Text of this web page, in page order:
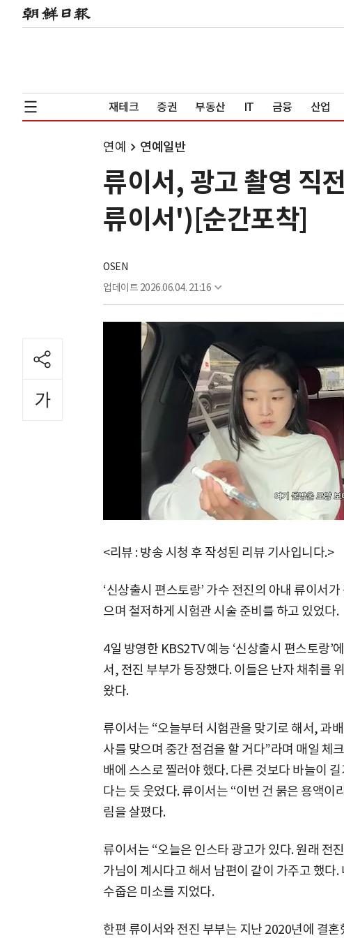
재테크 증권 부동산 IT 금융 산업
연예 연예일반
류이서, 광고 촬영 직
류이서')[순간포착]
OSEN
업데이트 2026.06.04. 21:16
<리뷰 : 방송 시청 후 작성된 리뷰 기사입니다.>
‘신상출시 편스토랑’ 가수 전진의 아내 류이서
으며 철저하게 시험관 시술 준비를 하고 있었다.
4일 방영한 KBS2TV 예능 ‘신상출시 편스토랑’
서, 전진 부부가 등장했다. 이들은 난자 채취를
왔다.
류이서는 “오늘부터 시험관을 맞기로 해서, 과
사를 맞으며 중간 점검을 할 거다”라며 매일 체
배에 스스로 찔러야 했다. 다른 것보다 바늘이
다는 듯 웃었다. 류이서는 “이번 건 묽은 용액이
림을 살폈다.
류이서는 “오늘은 인스타 광고가 있다. 원래 전
가님이 계시다고 해서 남편이 같이 가주고 했다
수줍은 미소를 지었다.
한편 류이서와 전진 부부는 지난 2020년에 결혼